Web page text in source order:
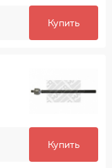
Купить
Купить